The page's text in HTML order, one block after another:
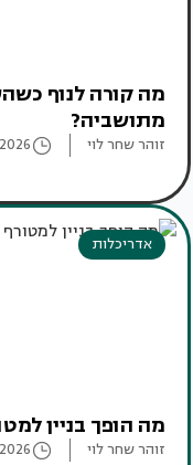
מה קורה לנוף
מתושביה?
זוהר שחר לוי
אדריכלות
מה הופך בניין
זוהר שחר לוי